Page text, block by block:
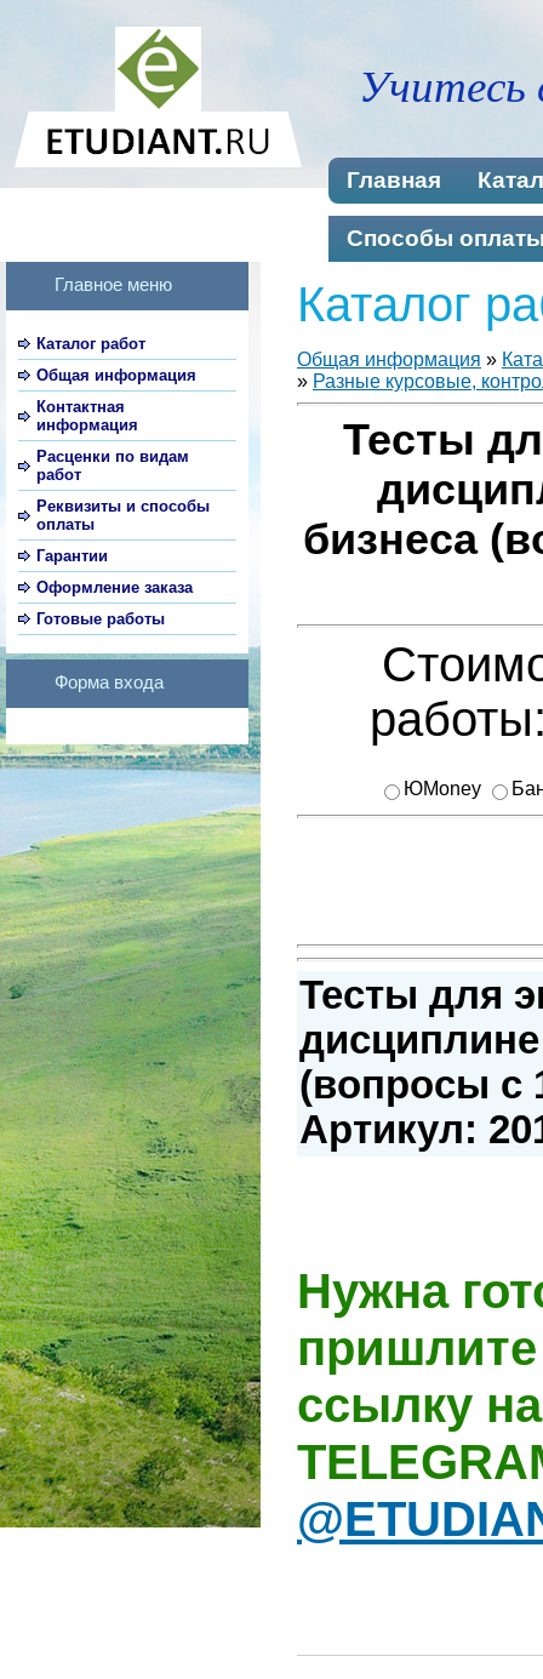
Учитесь
Главная
Способы
Главное меню
Каталог работ
Общая информация
Контактная
информация
Расценки по видам
работ
Реквизиты и способы
оплаты
Гарантии
Оформление заказа
Готовые работы
Форма входа
Каталог
Общая информация »
» Разные курсовые,
Тесты
бизнеса
ЮMoney
Тесты для
(вопросы с
Артикул:
Нужна
ссылку